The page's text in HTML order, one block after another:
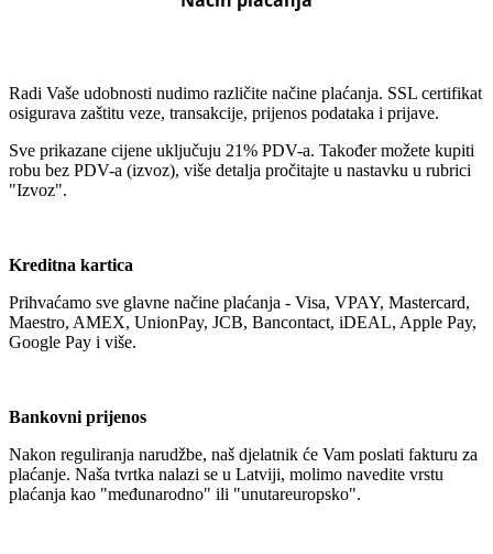
Radi Vaše udobnosti nudimo različite načine plaćanja. SSL certifikat
osigurava zaštitu veze, transakcije, prijenos podataka i prijave.
Sve prikazane cijene uključuju 21% PDV-a. Također možete kupiti
robu bez PDV-a (izvoz), više detalja pročitajte u nastavku u rubrici
"Izvoz".
Kreditna kartica
Prihvaćamo sve glavne načine plaćanja - Visa, VPAY, Mastercard,
Maestro, AMEX, UnionPay, JCB, Bancontact, iDEAL, Apple Pay,
Google Pay i više.
Bankovni prijenos
Nakon reguliranja narudžbe, naš djelatnik će Vam poslati fakturu za
plaćanje. Naša tvrtka nalazi se u Latviji, molimo navedite vrstu
plaćanja kao "međunarodno" ili "unutareuropsko".